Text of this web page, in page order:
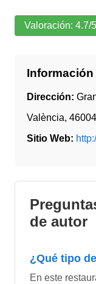
Valoración: 4.7/5
Dirección:
València, 46004
Sitio Web:
de autor
¿Qué tipo
En este